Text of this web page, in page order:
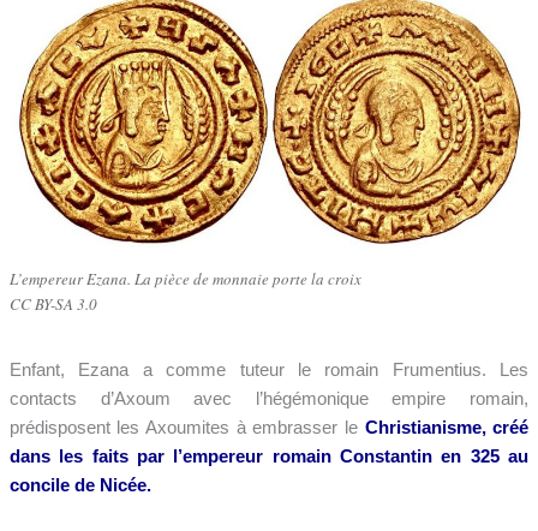
L’empereur Ezana. La pièce de monnaie porte la croix
CC BY-SA 3.0
Enfant, Ezana a comme tuteur le romain Frumentius. Les
contacts d’Axoum avec l’hégémonique empire romain,
prédisposent les Axoumites à embrasser le Christianisme, créé
dans les faits par l’empereur romain Constantin en 325 au
concile de Nicée.